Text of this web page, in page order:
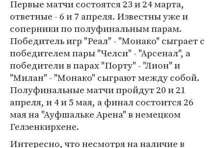
Первые матчи состоятся 23 и 24 марта,
ответные - 6 и 7 апреля. Известны уже и
соперники по полуфинальным парам.
Победитель игр "Реал" - "Монако" сыграет с
победителем пары "Челси" - "Арсенал", а
победители в парах "Порту" - "Лион" и
"Милан" - "Монако" сыграют между собой.
Полуфинальные матчи пройдут 20 и 21
апреля, и 4 и 5 мая, а финал состоится 26
мая на "Ауфшальке Арена" в немецком
Гелзенкирхене.
Интересно, что несмотря на наличие в